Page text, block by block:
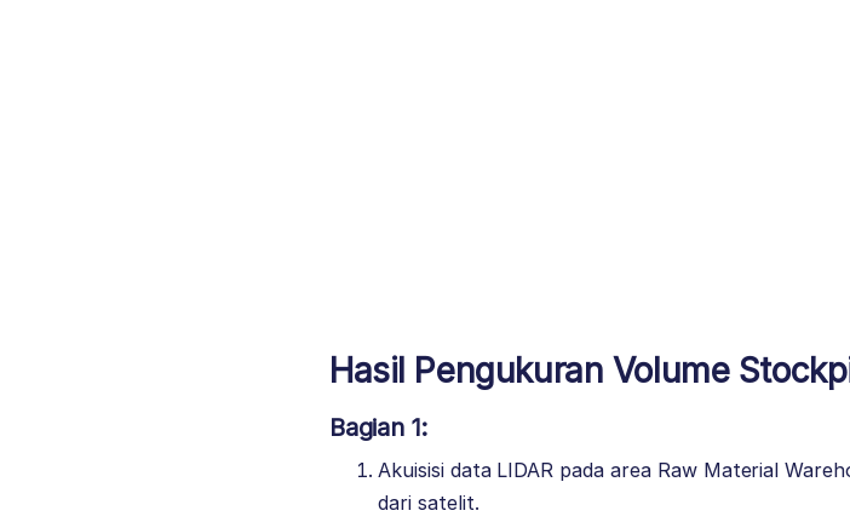
Hasil Pengukuran Volume
Bagian 1:
Akuisisi data LIDAR pada area Raw Material
dari satelit.